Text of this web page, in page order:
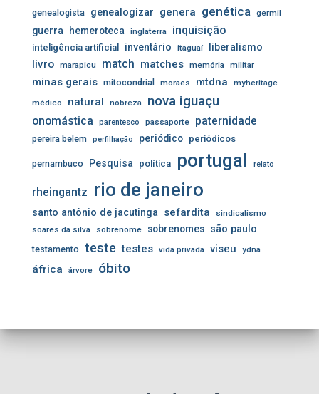
genealogista genealogizar genera genética germil
guerra hemeroteca inglaterra inquisição
inteligência artificial inventário itaguaí liberalismo
livro marapicu match matches memória militar
minas gerais mitocondrial moraes mtdna
myheritage
médico
natural nobreza nova iguaçu
onomástica parentesco passaporte paternidade
pereira belem perfilhação periódico periódicos
pernambuco Pesquisa política portugal relato
rheingantz rio de janeiro
santo antônio de jacutinga sefardita
sindicalismo
soares da silva
sobrenome sobrenomes são paulo
testamento teste testes vida privada viseu ydna
áfrica árvore óbito